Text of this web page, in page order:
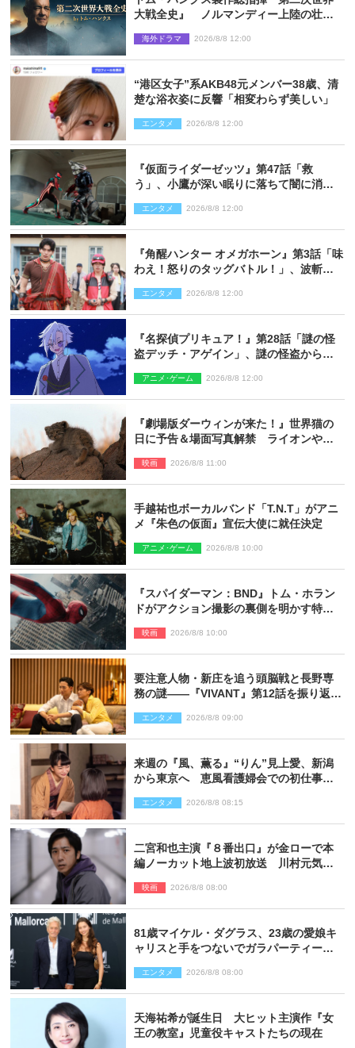
大戦全史』 ノルマンディー上陸の壮絶
海外ドラマ 2026/8/8 12:00
“港区女子”系AKB48元メンバー38歳、清
楚な浴衣姿に反響「相変わらず美しい」
エンタメ 2026/8/8 12:00
『仮面ライダーゼッツ』第47話「救
う」、小鷹が深い眠りに落ちて闇に消え
エンタメ 2026/8/8 12:00
『角醒ハンター オメガホーン』第3話「味
わえ！怒りのタッグバトル！」、波斬の
エンタメ 2026/8/8 12:00
『名探偵プリキュア！』第28話「謎の怪
盗デッチ・アゲイン」、謎の怪盗から不
アニメ･ゲーム 2026/8/8 12:00
『劇場版ダーウィンが来た！』世界猫の
日に予告＆場面写真解禁 ライオンやマ
映画 2026/8/8 11:00
手越祐也ボーカルバンド「T.N.T」がアニ
メ『朱色の仮面』宣伝大使に就任決定
アニメ･ゲーム 2026/8/8 10:00
『スパイダーマン：BND』トム・ホラン
ドがアクション撮影の裏側を明かす特別
映画 2026/8/8 10:00
要注意人物・新庄を追う頭脳戦と長野専
務の謎――『VIVANT』第12話を振り返
エンタメ 2026/8/8 09:00
来週の『風、薫る』“りん”見上愛、新潟
から東京へ 恵風看護婦会での初仕事に
エンタメ 2026/8/8 08:15
二宮和也主演『８番出口』が金ローで本
編ノーカット地上波初放送 川村元気監
映画 2026/8/8 08:00
81歳マイケル・ダグラス、23歳の愛娘キ
ャリスと手をつないでガラパーティーに
エンタメ 2026/8/8 08:00
天海祐希が誕生日 大ヒット主演作『女
王の教室』児童役キャストたちの現在